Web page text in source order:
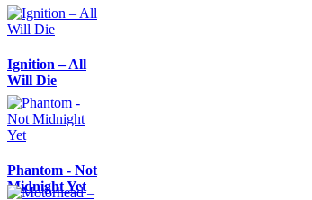
Ignition – All
Will Die
Phantom - Not
Midnight Yet